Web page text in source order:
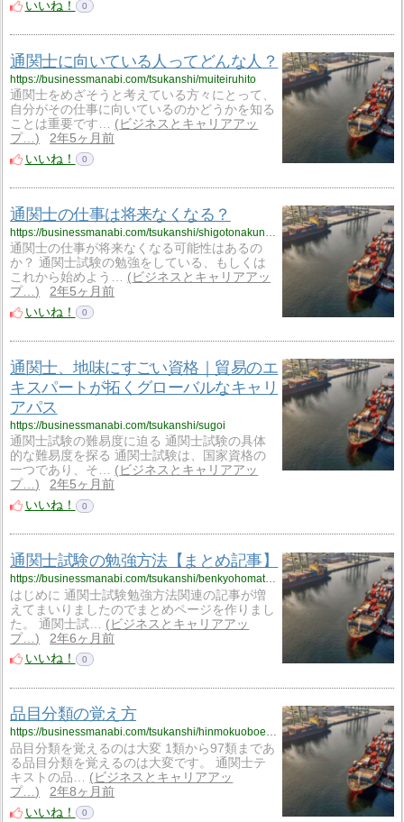
いいね！
0
通関士に向いている人ってどんな人？
https://businessmanabi.com/tsukanshi/muiteiruhito
通関士をめざそうと考えている方々にとって、
自分がその仕事に向いているのかどうかを知る
ことは重要です…
ビジネスとキャリアアッ
プ…
2年5ヶ月前
いいね！
0
通関士の仕事は将来なくなる？
通関士の仕事が将来なくなる可能性はあるの
か？ 通関士試験の勉強をしている、もしくは
これから始めよう…
ビジネスとキャリアアッ
プ…
2年5ヶ月前
いいね！
0
通関士、地味にすごい資格｜貿易のエ
キスパートが拓くグローバルなキャリ
アパス
https://businessmanabi.com/tsukanshi/sugoi
通関士試験の難易度に迫る 通関士試験の具体
的な難易度を探る 通関士試験は、国家資格の
一つであり、そ…
ビジネスとキャリアアッ
プ…
2年5ヶ月前
いいね！
0
通関士試験の勉強方法【まとめ記事】
https://businessmanabi.com/tsukanshi/benkyohomatome
はじめに 通関士試験勉強方法関連の記事が増
えてまいりましたのでまとめページを作りまし
た。 通関士試…
ビジネスとキャリアアッ
プ…
2年6ヶ月前
いいね！
0
品目分類の覚え方
https://businessmanabi.com/tsukanshi/hinmokuoboekata
品目分類を覚えるのは大変 1類から97類まであ
る品目分類を覚えるのは大変です。 通関士テ
キストの品…
ビジネスとキャリアアッ
プ…
2年8ヶ月前
いいね！
0